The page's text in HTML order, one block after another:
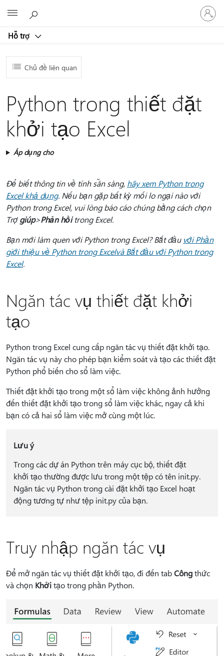
Hỗ trợ
Đăng
nhập
tài
Chủ đề liên quan
Python trong thiết đặt
khởi tạo Excel
Áp dụng cho
Để biết thông tin về tính sẵn sàng, hãy xem Python trong
Excel khả dụng. Nếu bạn gặp bất kỳ mối lo ngại nào với
Python trong Excel, vui lòng báo cáo chúng bằng cách chọn
Trợgiúp>Phản hồitrong Excel.
Bạn mới làm quen với Python trong Excel? Bắt đầu với Phần
giới thiệu về Python trong Excelvà Bắt đầu với Python trong
Excel.
Ngăn tác vụ thiết đặt khởi
tạo
Python trong Excel cung cấp ngăn tác vụ thiết đặt khởi tạo.
Ngăn tác vụ này cho phép bạn kiểm soát và tạo các thiết đặt
Python phổ biến cho sổ làm việc.
Thiết đặt khởi tạo trong một sổ làm việc không ảnh hưởng
đến thiết đặt khởi tạo trong sổ làm việc khác, ngay cả khi
bạn có cả hai sổ làm việc mở cùng một lúc.
Lưu ý
Trong các dự án Python trên máy cục bộ, thiết đặt
khởi tạo thường được lưu trong một tệp có tên init.py.
Ngăn tác vụ Python trong cài đặt khởi tạo Excel hoạt
động tương tự như tệp init.py của bạn.
Truy nhập ngăn tác vụ
Để mở ngăn tác vụ thiết đặt khởi tạo, đi đến tabCôngthức
và chọn Khởitạo trong phần Python.